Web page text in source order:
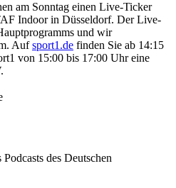
am Sonntag einen Live-Ticker
Indoor in Düsseldorf. Der Live-
und wir
Aufsport1.de finden Sie ab 14:15
von 15:00 bis 17:00 Uhr eine
des Deutschen